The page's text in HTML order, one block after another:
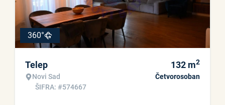
360°
Telep
Novi Sad
ŠIFRA: #574667
132 m2
Četvorosoban